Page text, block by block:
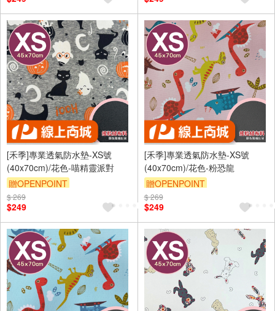
內）
訂單滿699享9折
內）
訂單滿699享9折
[禾季]專業透氣防水墊-XS號
(40x70cm)/花色-喵精靈派對
贈OPENPOINT
訂單滿 2000 元折抵 100元
（運費不算在 2000 元的範圍
內）
訂單滿699享9折
$ 269
$249
[禾季]專業透氣防水墊-XS號
(40x70cm)/花色-粉恐龍
贈OPENPOINT
訂單滿 2000 元折抵 100元
（運費不算在 2000 元的範圍
內）
訂單滿699享9折
$ 269
$249